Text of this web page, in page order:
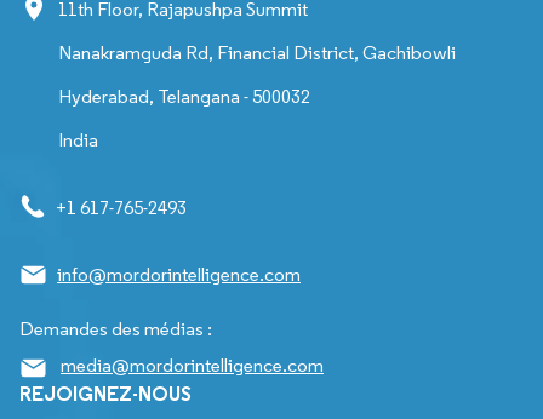
11th Floor, Rajapushpa Summit
Nanakramguda Rd, Financial District, Gachibowli
Hyderabad, Telangana - 500032
India
+1 617-765-2493
info@mordorintelligence.com
Demandes des médias :
media@mordorintelligence.com
REJOIGNEZ-NOUS